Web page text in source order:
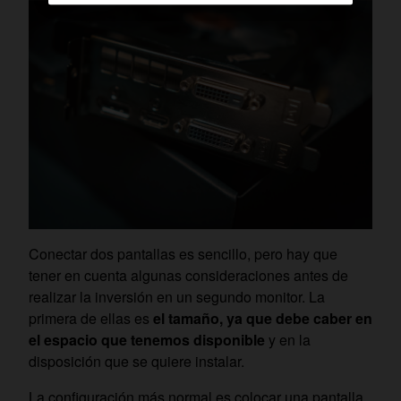
Conectar dos pantallas es sencillo, pero hay que
tener en cuenta algunas consideraciones antes de
realizar la inversión en un segundo monitor. La
primera de ellas es el tamaño, ya que debe caber en
el espacio que tenemos disponible y en la
disposición que se quiere instalar.
La configuración más normal es colocar una pantalla